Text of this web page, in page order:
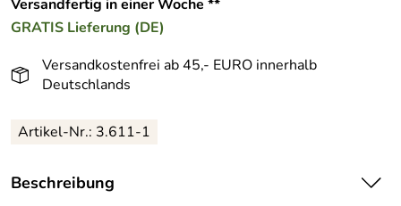
Versandfertig in einer Woche **
GRATIS Lieferung (DE)
Versandkostenfrei ab 45,- EURO innerhalb
Deutschlands
Artikel-Nr.: 3.611-1
Beschreibung